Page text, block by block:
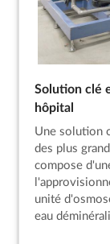
Solution clé
hôpital
Une solution
des plus
compose
unité
eau